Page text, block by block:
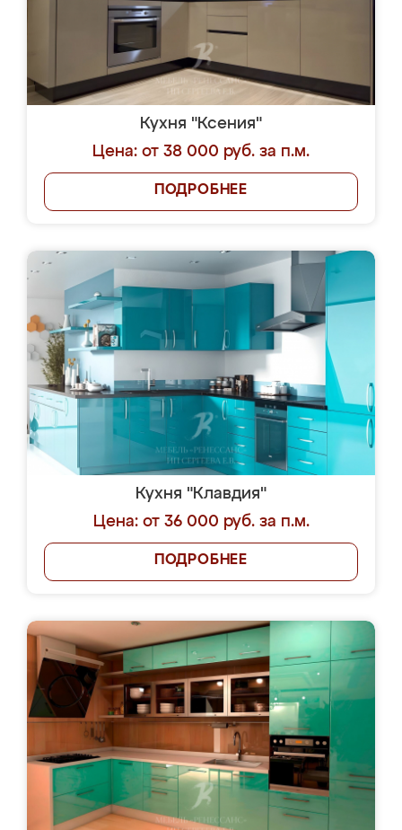
Кухня "Ксения"
Цена: от 38 000 руб. за п.м.
ПОДРОБНЕЕ
Кухня "Клавдия"
Цена: от 36 000 руб. за п.м.
ПОДРОБНЕЕ